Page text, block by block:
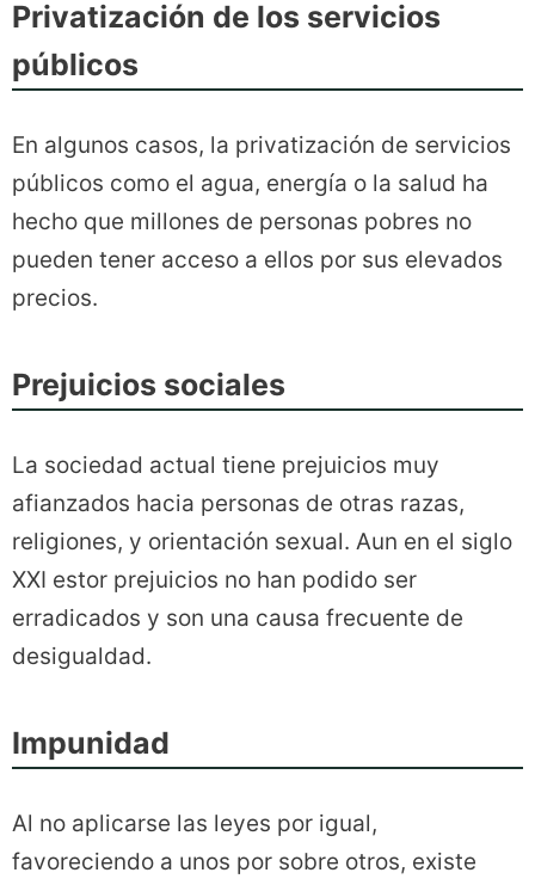
Privatización de los servicios
públicos
En algunos casos, la privatización de servicios
públicos como el agua, energía o la salud ha
hecho que millones de personas pobres no
pueden tener acceso a ellos por sus elevados
precios.
Prejuicios sociales
La sociedad actual tiene prejuicios muy
afianzados hacia personas de otras razas,
religiones, y orientación sexual. Aun en el siglo
XXI estor prejuicios no han podido ser
erradicados y son una causa frecuente de
desigualdad.
Impunidad
Al no aplicarse las leyes por igual,
favoreciendo a unos por sobre otros, existe